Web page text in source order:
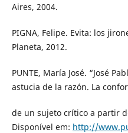
Aires, 2004.
PIGNA, Felipe. Evita: los
Planeta, 2012.
PUNTE, María José. “José
astucia de la razón. La
de un sujeto crítico a partir
Disponível em: http://